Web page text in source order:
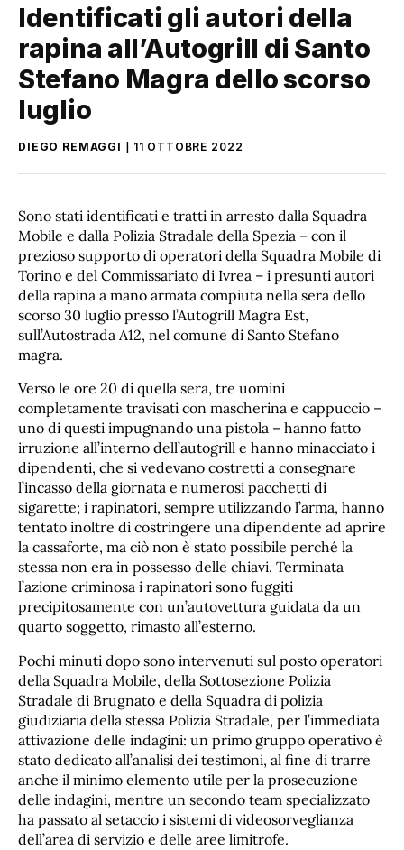
Identificati gli autori della
rapina all’Autogrill di Santo
Stefano Magra dello scorso
luglio
DIEGO REMAGGI 11 OTTOBRE 2022
Sono stati identificati e tratti in arresto dalla Squadra
Mobile e dalla Polizia Stradale della Spezia – con il
prezioso supporto di operatori della Squadra Mobile di
Torino e del Commissariato di Ivrea – i presunti autori
della rapina a mano armata compiuta nella sera dello
scorso 30 luglio presso l’Autogrill Magra Est,
sull’Autostrada A12, nel comune di Santo Stefano
magra.
Verso le ore 20 di quella sera, tre uomini
completamente travisati con mascherina e cappuccio –
uno di questi impugnando una pistola – hanno fatto
irruzione all’interno dell’autogrill e hanno minacciato i
dipendenti, che si vedevano costretti a consegnare
l’incasso della giornata e numerosi pacchetti di
sigarette; i rapinatori, sempre utilizzando l’arma, hanno
tentato inoltre di costringere una dipendente ad aprire
la cassaforte, ma ciò non è stato possibile perché la
stessa non era in possesso delle chiavi. Terminata
l’azione criminosa i rapinatori sono fuggiti
precipitosamente con un’autovettura guidata da un
quarto soggetto, rimasto all’esterno.
Pochi minuti dopo sono intervenuti sul posto operatori
della Squadra Mobile, della Sottosezione Polizia
Stradale di Brugnato e della Squadra di polizia
giudiziaria della stessa Polizia Stradale, per l’immediata
attivazione delle indagini: un primo gruppo operativo è
stato dedicato all’analisi dei testimoni, al fine di trarre
anche il minimo elemento utile per la prosecuzione
delle indagini, mentre un secondo team specializzato
ha passato al setaccio i sistemi di videosorveglianza
dell’area di servizio e delle aree limitrofe.